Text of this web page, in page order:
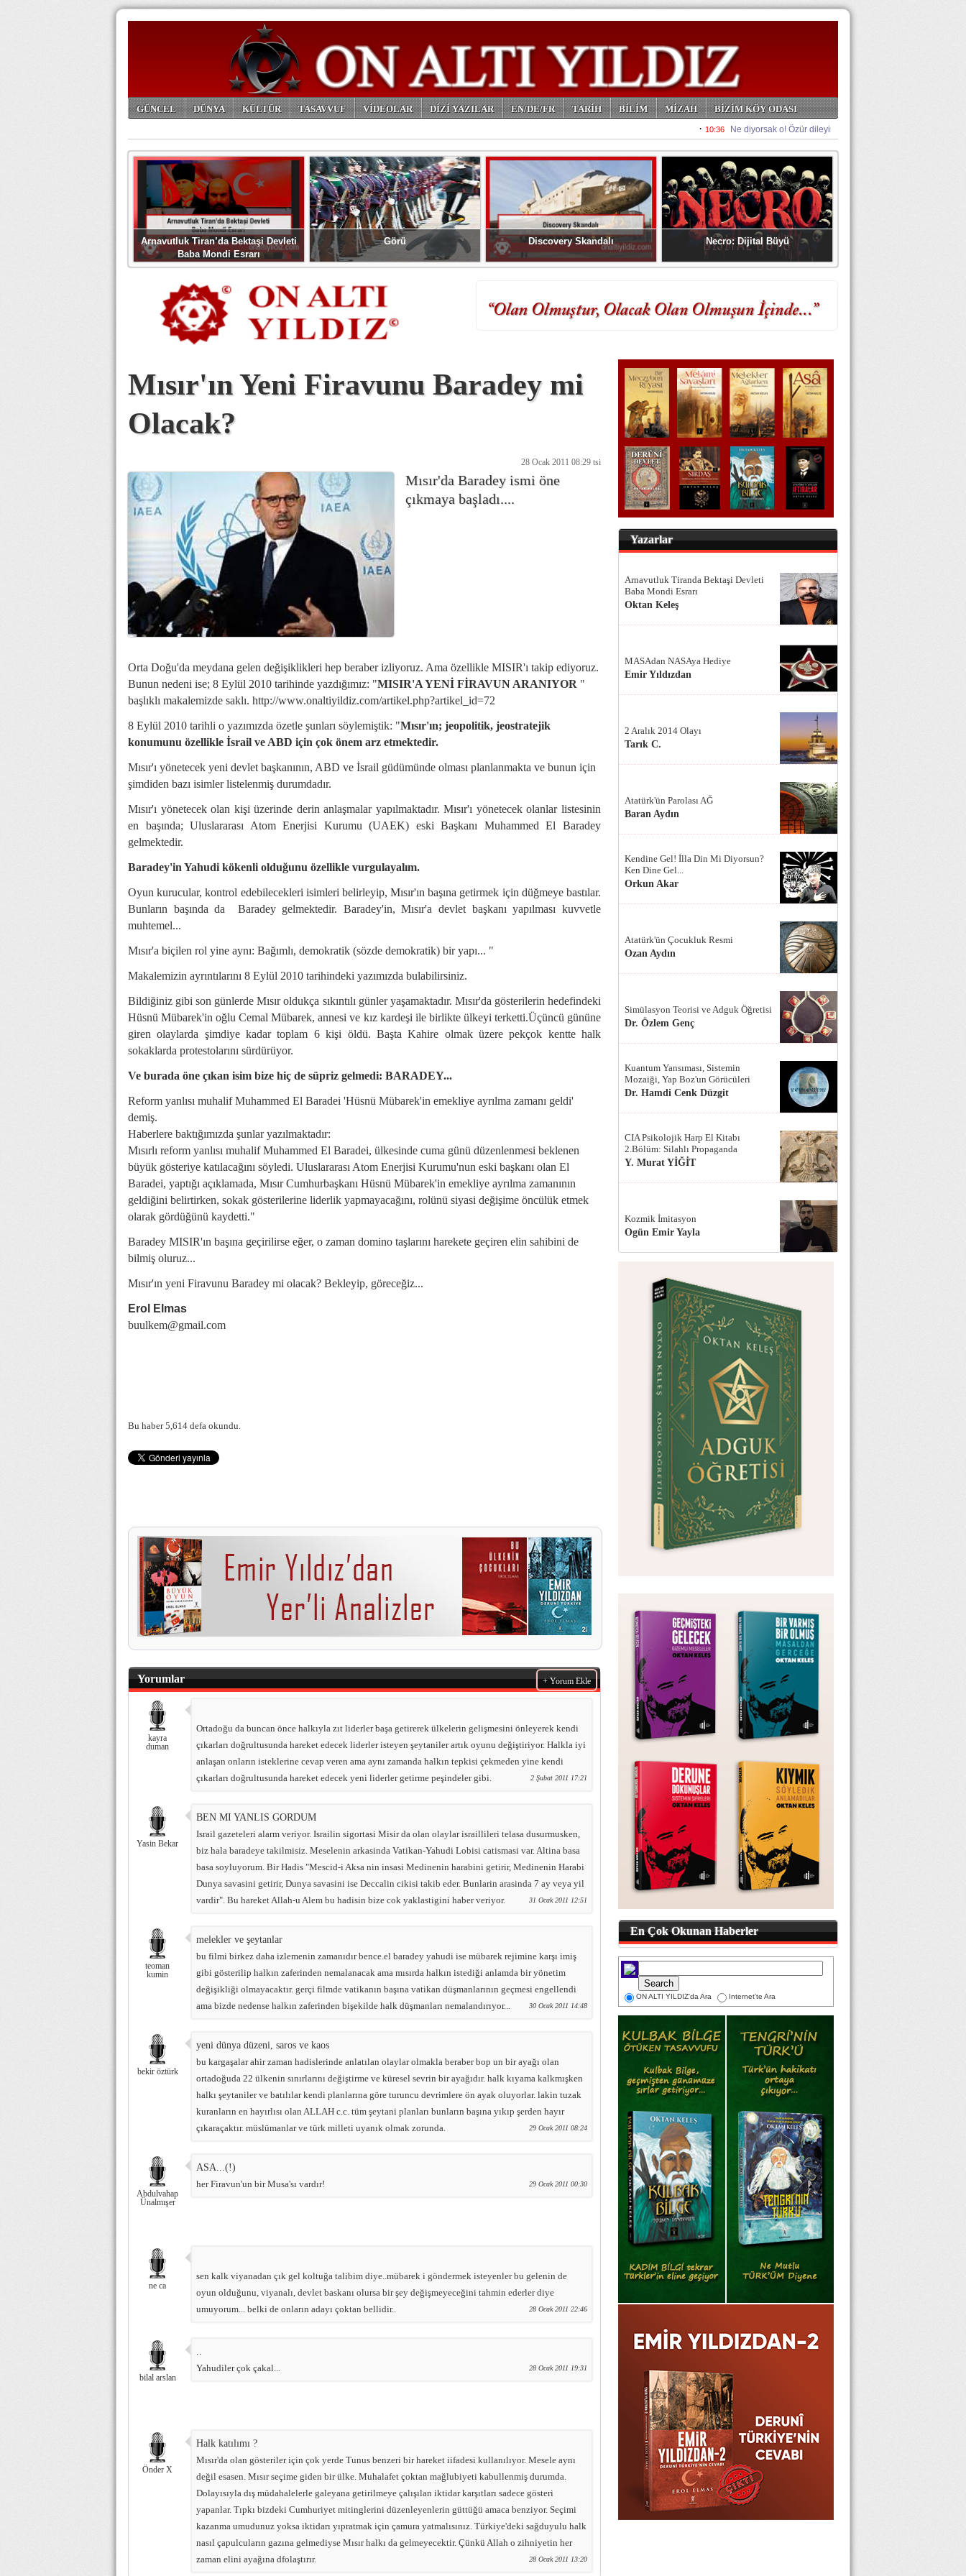
GÜNCEL DÜNYA KÜLTÜR TASAVVUF VİDEOLAR DİZİ YAZILAR EN/DE/FR TARİH BİLİM MİZAH
BİZİM KÖY ODASI
Arnavutluk Tiran’da Bektaşi Devleti
Baba Mondi Esrarı
Görü Discovery Skandalı Necro: Dijital Büyü
Mısır'ın Yeni Firavunu Baradey mi
Olacak?
28 Ocak 2011 08:29 tsi
Mısır'da Baradey ismi öne
çıkmaya başladı....
Orta Doğu'da meydana gelen değişiklikleri hep beraber izliyoruz. Ama özellikle MISIR'ı takip ediyoruz.
Bunun nedeni ise; 8 Eylül 2010 tarihinde yazdığımız: "MISIR'A YENİ FİRAVUN ARANIYOR "
başlıklı makalemizde saklı. http://www.onaltiyildiz.com/artikel.php?artikel_id=72
8 Eylül 2010 tarihli o yazımızda özetle şunları söylemiştik: "Mısır'ın; jeopolitik, jeostratejik
konumunu özellikle İsrail ve ABD için çok önem arz etmektedir.
Mısır'ı yönetecek yeni devlet başkanının, ABD ve İsrail güdümünde olması planlanmakta ve bunun için
şimdiden bazı isimler listelenmiş durumdadır.
Mısır'ı yönetecek olan kişi üzerinde derin anlaşmalar yapılmaktadır. Mısır'ı yönetecek olanlar listesinin
en başında; Uluslararası Atom Enerjisi Kurumu (UAEK) eski Başkanı Muhammed El Baradey
gelmektedir.
Baradey'in Yahudi kökenli olduğunu özellikle vurgulayalım.
Oyun kurucular, kontrol edebilecekleri isimleri belirleyip, Mısır'ın başına getirmek için düğmeye bastılar.
Bunların başında da Baradey gelmektedir. Baradey'in, Mısır'a devlet başkanı yapılması kuvvetle
muhtemel...
Mısır'a biçilen rol yine aynı: Bağımlı, demokratik (sözde demokratik) bir yapı... "
Makalemizin ayrıntılarını 8 Eylül 2010 tarihindeki yazımızda bulabilirsiniz.
Bildiğiniz gibi son günlerde Mısır oldukça sıkıntılı günler yaşamaktadır. Mısır'da gösterilerin hedefindeki
Hüsnü Mübarek'in oğlu Cemal Mübarek, annesi ve kız kardeşi ile birlikte ülkeyi terketti.Üçüncü gününe
giren olaylarda şimdiye kadar toplam 6 kişi öldü. Başta Kahire olmak üzere pekçok kentte halk
sokaklarda protestolarını sürdürüyor.
Ve burada öne çıkan isim bize hiç de süpriz gelmedi: BARADEY...
Reform yanlısı muhalif Muhammed El Baradei 'Hüsnü Mübarek'in emekliye ayrılma zamanı geldi'
demiş.
Haberlere baktığımızda şunlar yazılmaktadır:
Mısırlı reform yanlısı muhalif Muhammed El Baradei, ülkesinde cuma günü düzenlenmesi beklenen
büyük gösteriye katılacağını söyledi. Uluslararası Atom Enerjisi Kurumu'nun eski başkanı olan El
Baradei, yaptığı açıklamada, Mısır Cumhurbaşkanı Hüsnü Mübarek'in emekliye ayrılma zamanının
geldiğini belirtirken, sokak gösterilerine liderlik yapmayacağını, rolünü siyasi değişime öncülük etmek
olarak gördüğünü kaydetti."
Baradey MISIR'ın başına geçirilirse eğer, o zaman domino taşlarını harekete geçiren elin sahibini de
bilmiş oluruz...
Mısır'ın yeni Firavunu Baradey mi olacak? Bekleyip, göreceğiz...
Erol Elmas
buulkem@gmail.com
Bu haber 5,614 defa okundu.
Yorumlar + Yorum Ekle
kayra
duman
Ortadoğu da buncan önce halkıyla zıt liderler başa getirerek ülkelerin gelişmesini önleyerek kendi
çıkarları doğrultusunda hareket edecek liderler isteyen şeytaniler artık oyunu değiştiriyor. Halkla iyi
anlaşan onların isteklerine cevap veren ama aynı zamanda halkın tepkisi çekmeden yine kendi
çıkarları doğrultusunda hareket edecek yeni liderler getirme peşindeler gibi.
2 Şubat 2011 17:21
Yasin Bekar
BEN MI YANLIS GORDUM
Israil gazeteleri alarm veriyor. Israilin sigortasi Misir da olan olaylar israillileri telasa dusurmusken,
biz hala baradeye takilmisiz. Meselenin arkasinda Vatikan-Yahudi Lobisi catismasi var. Altina basa
basa soyluyorum. Bir Hadis "Mescid-i Aksa nin insasi Medinenin harabini getirir, Medinenin Harabi
Dunya savasini getirir, Dunya savasini ise Deccalin cikisi takib eder. Bunlarin arasinda 7 ay veya yil
vardir". Bu hareket Allah-u Alem bu hadisin bize cok yaklastigini haber veriyor.
31 Ocak 2011 12:51
teoman
kumin
melekler ve şeytanlar
bu filmi birkez daha izlemenin zamanıdır bence.el baradey yahudi ise mübarek rejimine karşı imiş
gibi gösterilip halkın zaferinden nemalanacak ama mısırda halkın istediği anlamda bir yönetim
değişikliği olmayacaktır. gerçi filmde vatikanın başına vatikan düşmanlarının geçmesi engellendi
ama bizde nedense halkın zaferinden bişekilde halk düşmanları nemalandırıyor...
30 Ocak 2011 14:48
bekir öztürk
yeni dünya düzeni, saros ve kaos
bu kargaşalar ahir zaman hadislerinde anlatılan olaylar olmakla beraber bop un bir ayağı olan
ortadoğuda 22 ülkenin sınırlarını değiştirme ve küresel sevrin bir ayağıdır. halk kıyama kalkmışken
halkı şeytaniler ve batılılar kendi planlarına göre turuncu devrimlere ön ayak oluyorlar. lakin tuzak
kuranların en hayırlısı olan ALLAH c.c. tüm şeytani planları bunların başına yıkıp şerden hayır
çıkaraçaktır. müslümanlar ve türk milleti uyanık olmak zorunda.
29 Ocak 2011 08:24
Abdulvahap
Ünalmışer
ASA...(!)
her Firavun'un bir Musa'sı vardır!
29 Ocak 2011 00:30
ne ca
sen kalk viyanadan çık gel koltuğa talibim diye..mübarek i göndermek isteyenler bu gelenin de
oyun olduğunu, viyanalı, devlet baskanı olursa bir şey değişmeyeceğini tahmin ederler diye
umuyorum... belki de onların adayı çoktan bellidir..
28 Ocak 2011 22:46
bilal arslan
..
Yahudiler çok çakal...
28 Ocak 2011 19:31
Önder X
Halk katılımı ?
Mısır'da olan gösteriler için çok yerde Tunus benzeri bir hareket iifadesi kullanılıyor. Mesele aynı
değil esasen. Mısır seçime giden bir ülke. Muhalafet çoktan mağlubiyeti kabullenmiş durumda.
Dolayısıyla dış müdahalelerle galeyana getirilmeye çalışılan iktidar karşıtları sadece gösteri
yapanlar. Tıpkı bizdeki Cumhuriyet mitinglerini düzenleyenlerin güttüğü amaca benziyor. Seçimi
kazanma umudunuz yoksa iktidarı yıpratmak için çamura yatmalısınız. Türkiye'deki sağduyulu halk
nasıl çapulcuların gazına gelmediyse Mısır halkı da gelmeyecektir. Çünkü Allah o zihniyetin her
zaman elini ayağına dfolaştırır.
28 Ocak 2011 13:20
Yazarlar
Arnavutluk Tiranda Bektaşi Devleti
Baba Mondi Esrarı
Oktan Keleş
MASAdan NASAya Hediye
Emir Yıldızdan
2 Aralık 2014 Olayı
Tarık C.
Atatürk'ün Parolası AĞ
Baran Aydın
Kendine Gel! İlla Din Mi Diyorsun?
Ken Dine Gel...
Orkun Akar
Atatürk'ün Çocukluk Resmi
Ozan Aydın
Simülasyon Teorisi ve Adguk Öğretisi
Dr. Özlem Genç
Kuantum Yansıması, Sistemin
Mozaiği, Yap Boz'un Görücüleri
Dr. Hamdi Cenk Düzgit
CIA Psikolojik Harp El Kitabı
2.Bölüm: Silahlı Propaganda
Y. Murat YİĞİT
Kozmik İmitasyon
Ogün Emir Yayla
En Çok Okunan Haberler
ON ALTI YILDIZ'da Ara Internet'te Ara